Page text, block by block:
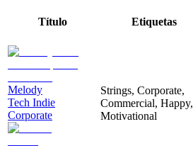
Título Etiquetas
Melody
Tech Indie
Corporate
Strings, Corporate,
Commercial, Happy,
Motivational